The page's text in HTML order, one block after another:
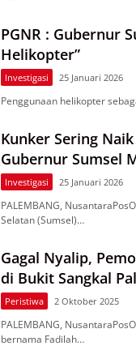
PGNR : Gubernur
Helikopter”
Investigasi 25 Januari 2026
Penggunaan helikopter
Kunker Sering
Gubernur Sumsel
Investigasi 25 Januari 2026
PALEMBANG,
Selatan (Sumsel)…
Gagal Nyalip,
di Bukit Sangkal
Peristiwa 2 Oktober 2025
PALEMBANG,
bernama Fadilah…